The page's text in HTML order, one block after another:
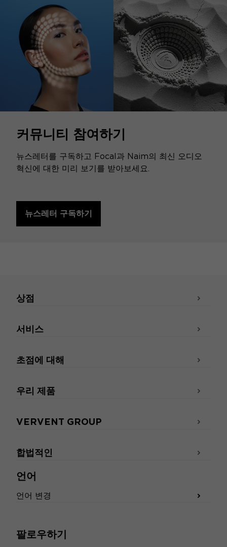
커뮤니티 참여하기
뉴스레터를 구독하고 Focal과 Naim의 최신 오디오
혁신에 대한 미리 보기를 받아보세요.
뉴스레터 구독하기
언어
언어 변경
팔로우하기
상점
서비스
초점에 대해
우리 제품
VERVENT GROUP
합법적인